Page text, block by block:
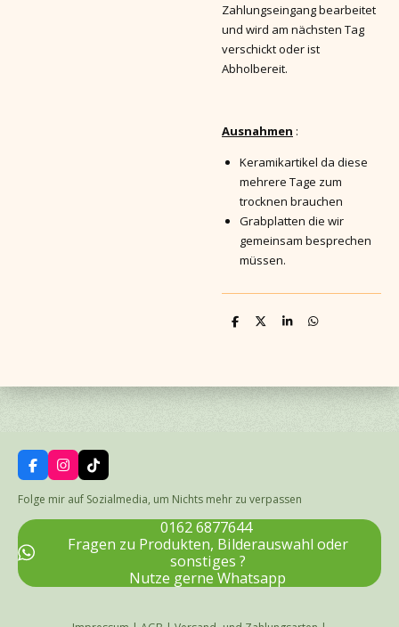
Zahlungseingang bearbeitet
und wird am nächsten Tag
verschickt oder ist
Abholbereit.
Ausnahmen :
Keramikartikel da diese
mehrere Tage zum
trocknen brauchen
Grabplatten die wir
gemeinsam besprechen
müssen.
T
n
T
n
T
n
T
n
F
a
c
e
b
o
k
I
n
s
a
T
i
k
o
Folge mir auf Sozialmedia, um Nichts mehr zu verpassen
0162 6877644
Fragen zu Produkten, Bilderauswahl oder
sonstiges ?
Nutze gerne Whatsapp